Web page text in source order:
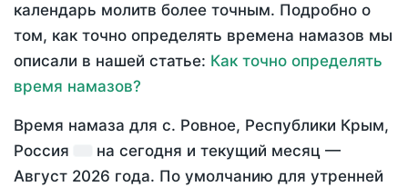
календарь молитв более точным. Подробно о
том, как точно определять времена намазов мы
описали в нашей статье: Как точно определять
время намазов?
Время намаза для с. Ровное, Республики Крым,
Россия
на сегодня и текущий месяц —
Август 2026 года. По умолчанию для утренней